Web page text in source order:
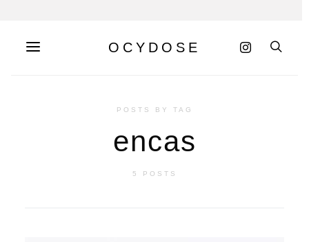
OCYDOSE
POSTS BY TAG
encas
5 POSTS